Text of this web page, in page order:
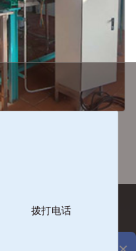
拨打电话
料机项目
解决商